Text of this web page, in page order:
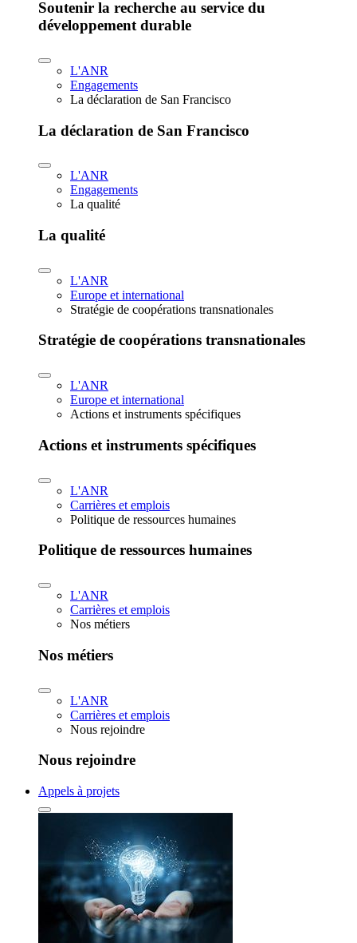
Soutenir la recherche au service du
développement durable
L'ANR
Engagements
La déclaration de San Francisco
La déclaration de San Francisco
L'ANR
Engagements
La qualité
La qualité
L'ANR
Europe et international
Stratégie de coopérations transnationales
Stratégie de coopérations transnationales
L'ANR
Europe et international
Actions et instruments spécifiques
Actions et instruments spécifiques
L'ANR
Carrières et emplois
Politique de ressources humaines
Politique de ressources humaines
L'ANR
Carrières et emplois
Nos métiers
Nos métiers
L'ANR
Carrières et emplois
Nous rejoindre
Nous rejoindre
Appels à projets